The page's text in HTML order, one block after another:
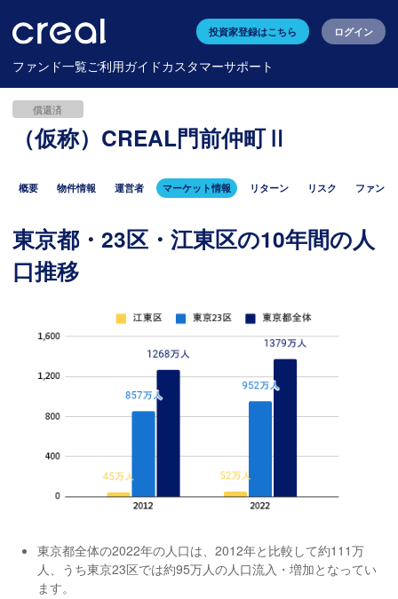
投資家登録はこちら ログイン
ファンド一覧ご利用ガイドカスタマーサポート
償還済
（仮称）CREAL門前仲町Ⅱ
概要 物件情報 運営者 マーケット情報 リターン リスク ファンド
東京都・23区・江東区の10年間の人
口推移
東京都全体の2022年の人口は、2012年と比較して約111万
人、うち東京23区では約95万人の人口流入・増加となってい
ます。